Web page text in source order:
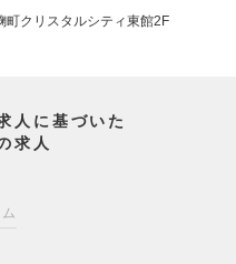
クリスタルシティ東館2F
人に基づいた
求人